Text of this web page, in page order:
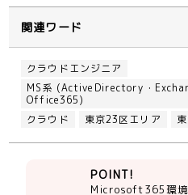
関連ワード
クラウドエンジニア
MS系 (ActiveDirectory・
Office365)
クラウド
東京23区エリア
POINT!
Microsoft365環境